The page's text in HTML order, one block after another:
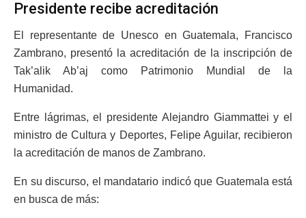
Presidente recibe acreditación
El representante de Unesco en Guatemala, Francisco
Zambrano, presentó la acreditación de la inscripción de
Tak’alik Ab’aj como Patrimonio Mundial de la
Humanidad.
Entre lágrimas, el presidente Alejandro Giammattei y el
ministro de Cultura y Deportes, Felipe Aguilar, recibieron
la acreditación de manos de Zambrano.
En su discurso, el mandatario indicó que Guatemala está
en busca de más: